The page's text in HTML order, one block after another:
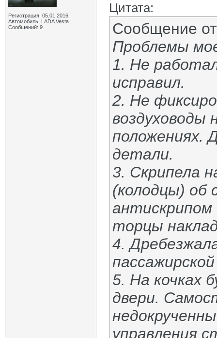
Регистрация: 05.01.2016
Автомобиль: LADA Vesta
Сообщений: 9
Цитата:
Сообщение
Проблемы
1. Не
исправил.
2. Не
воздуховоды
положениях.
детали.
3. Скрипела
(колодцы) об
торцы
4.
5. На кочках
двери.
управления